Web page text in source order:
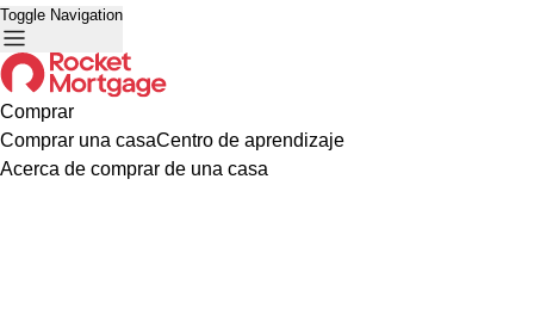
Toggle Navigation
Comprar
Comprar una casaCentro de aprendizaje
Acerca de comprar de una casa